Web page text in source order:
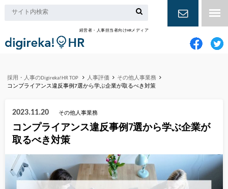
経営者・人事担当者向けHRメディア
お問い合
採用・人事のDigireka!HR TOP 人事評価
その他人事業務
コンプライアンス違反事例7選から学ぶ企業が取るべき対策
2023.11.20 その他人事業務
コンプライアンス違反事例7選から学ぶ企業が
取るべき対策